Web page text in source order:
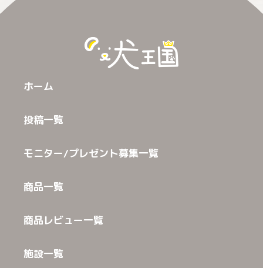
ホーム
投稿一覧
モニター/プレゼント募集一覧
商品一覧
商品レビュー一覧
施設一覧